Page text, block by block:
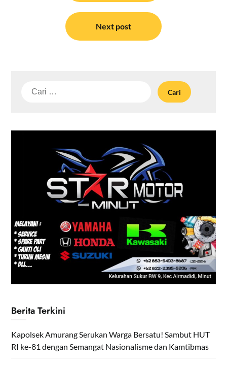
Next post
Cari
Berita Terkini
Kapolsek Amurang Serukan Warga Bersatu! Sambut HUT
RI ke-81 dengan Semangat Nasionalisme dan Kamtibmas